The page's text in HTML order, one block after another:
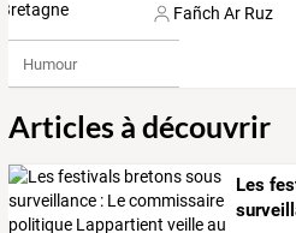
Fañch Ar Ruz
Humour
Articles à découvrir
Les